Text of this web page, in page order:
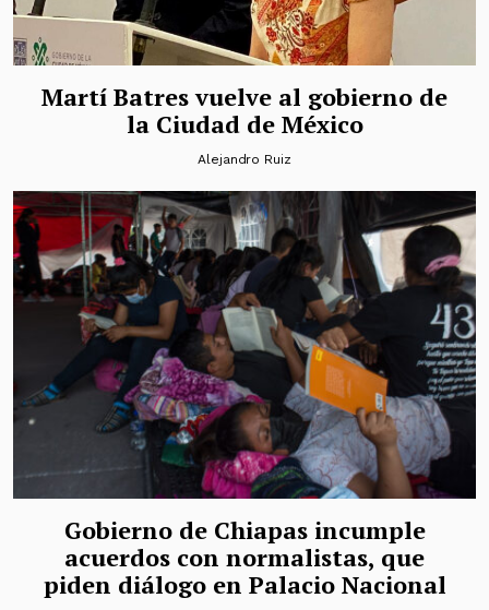
Martí Batres vuelve al gobierno de
la Ciudad de México
Alejandro Ruiz
Gobierno de Chiapas incumple
acuerdos con normalistas, que
piden diálogo en Palacio Nacional